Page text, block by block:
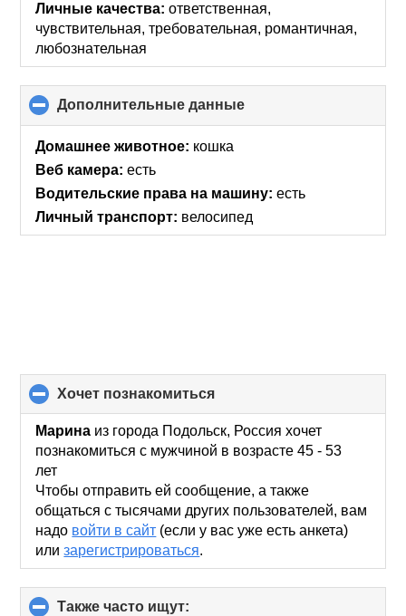
Личные качества: ответственная,
чувствительная, требовательная, романтичная,
любознательная
Дополнительные данные
to
Домашнее животное: кошка
Веб камера: есть
Водительские права на машину: есть
Личный транспорт: велосипед
хочет познакомиться
to
collapse
contents
Марина из города Подольск, Россия хочет
познакомиться с мужчиной в возрасте 45 - 53
лет
Чтобы отправить ей сообщение, а также
общаться с тысячами других пользователей, вам
надо войти в сайт (если у вас уже есть анкета)
илизарегистрироваться.
Также часто ищут: